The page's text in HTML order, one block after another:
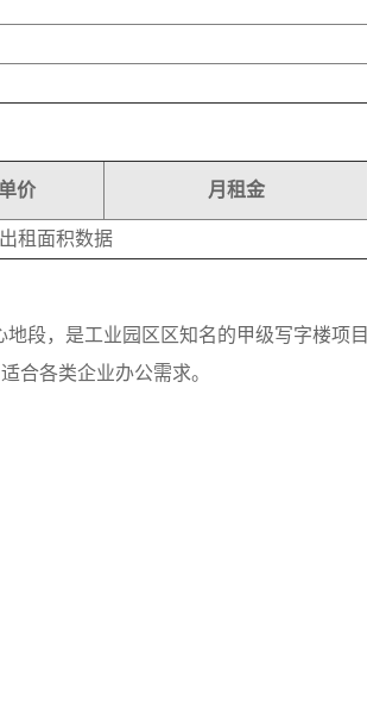
价 月租金
租面积数据
段，是工业园区区知名的甲级写字楼项
合各类企业办公需求。